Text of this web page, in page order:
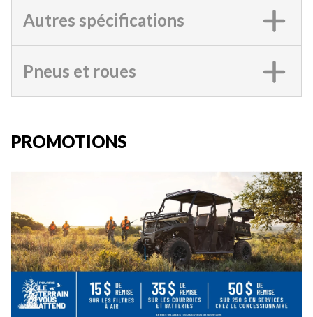
Autres spécifications
Pneus et roues
PROMOTIONS